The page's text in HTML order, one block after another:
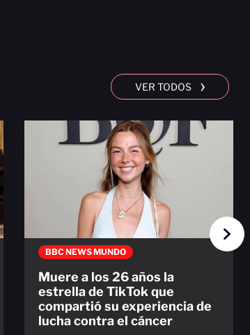
VER TODOS ›
BBC NEWS MUNDO
Muere a los 26 años la
estrella de TikTok que
compartió su experiencia de
lucha contra el cáncer